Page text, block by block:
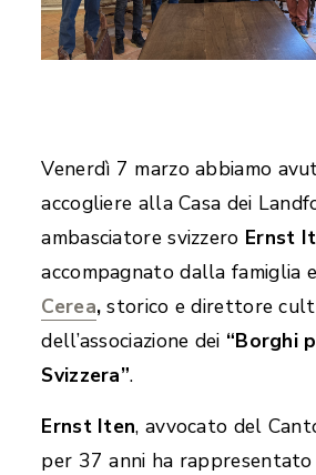
Venerdì 7 marzo abbiamo
accogliere alla Casa dei
ambasciatore svizzero Ernst
accompagnato dalla famiglia
Cerea,storico e direttore
dell’associazione dei “Borghi
Svizzera”.
Ernst Iten, avvocato del
per 37 anni ha rappresentato